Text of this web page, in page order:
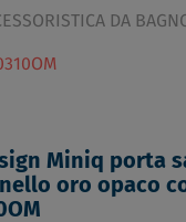
DA
Miniq porta
oro opaco